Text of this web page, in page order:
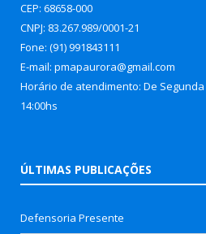
CEP: 68658-000
CNPJ: 83.267.989/0001-21
Fone: (91) 991843111
E-mail: pmapaurora@gmail.com
Horário de atendimento: De
14:00hs
ÚLTIMAS PUBLICAÇÕES
Defensoria Presente